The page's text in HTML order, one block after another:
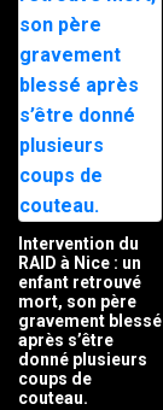
Intervention du
RAID à Nice : un
enfant retrouvé
mort, son père
gravement blessé
après s’être
donné plusieurs
coups de
couteau.